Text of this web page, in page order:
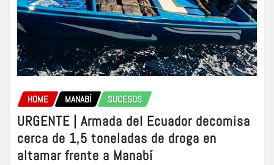
HOME MANABÍ SUCESOS
URGENTE | Armada del Ecuador decomisa
cerca de 1,5 toneladas de droga en
altamar frente a Manabí